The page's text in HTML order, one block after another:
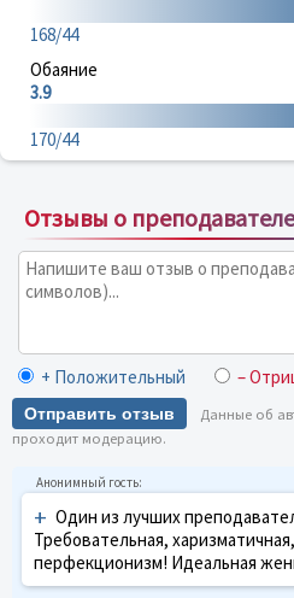
168/44
Обаяние
3.9
170/44
Отзывы о преподавателе
+ Положительный –
Отправить отзыв
Данные об
проходит модерацию.
+ Один из лучших
Требовательная,
перфекционизм! Идеальная